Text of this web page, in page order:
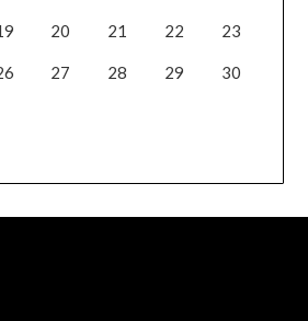
20 21 22 23
27 28 29 30